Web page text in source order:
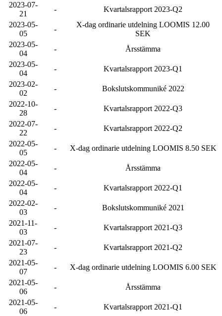
2023-07-
21
-
Kvartalsrapport 2023-Q2
2023-05-
05
-
X-dag ordinarie utdelning LOOMIS 12.00
SEK
2023-05-
04
-
Årsstämma
2023-05-
04
-
Kvartalsrapport 2023-Q1
2023-02-
02
-
Bokslutskommuniké 2022
2022-10-
28
-
Kvartalsrapport 2022-Q3
2022-07-
22
-
Kvartalsrapport 2022-Q2
2022-05-
05
-
X-dag ordinarie utdelning LOOMIS 8.50 SEK
2022-05-
04
-
Årsstämma
2022-05-
04
-
Kvartalsrapport 2022-Q1
2022-02-
03
-
Bokslutskommuniké 2021
2021-11-
03
-
Kvartalsrapport 2021-Q3
2021-07-
23
-
Kvartalsrapport 2021-Q2
2021-05-
07
-
X-dag ordinarie utdelning LOOMIS 6.00 SEK
2021-05-
06
-
Årsstämma
2021-05-
06
-
Kvartalsrapport 2021-Q1